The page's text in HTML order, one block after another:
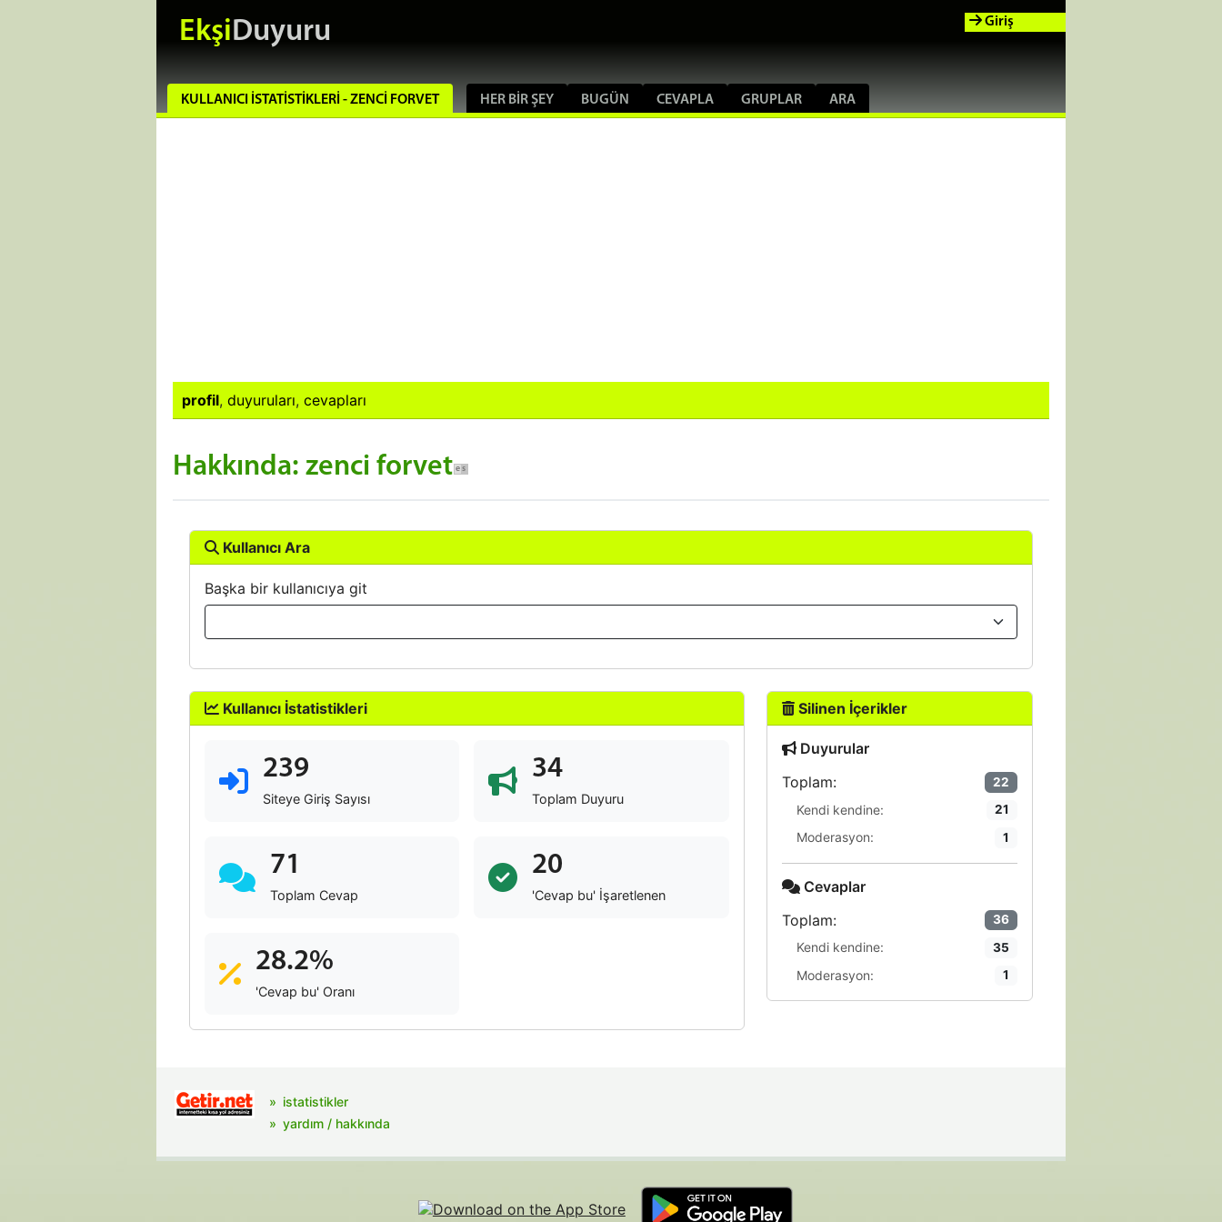
EkşiDuyuru
KULLANICI İSTATISTIKLERI - ZENCI FORVET HER BIR ŞEY BUGÜN CEVAPLA GRUPLAR ARA
Giriş
profil, duyuruları, cevapları
Hakkında: zenci forvet
Kullanıcı Ara
Başka bir kullanıcıya git
Kullanıcı İstatistikleri
239
Siteye Giriş Sayısı
34
Toplam Duyuru
71
Toplam Cevap
20
'Cevap bu' İşaretlenen
28.2%
'Cevap bu' Oranı
Silinen İçerikler
Duyurular
Toplam:
22
Kendi kendine: 21
Moderasyon: 1
Cevaplar
Toplam:
36
Kendi kendine: 35
Moderasyon: 1
istatistikler
yardım / hakkında